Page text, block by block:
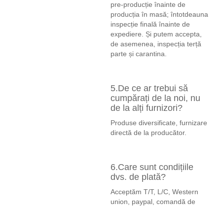
pre-producție înainte de
producția în masă; întotdeauna
inspecție finală înainte de
expediere. Și putem accepta,
de asemenea, inspecția terță
parte și carantina.
5.De ce ar trebui să
cumpărați de la noi, nu
de la alți furnizori?
Produse diversificate, furnizare
directă de la producător.
6.Care sunt condițiile
dvs. de plată?
Acceptăm T/T, L/C, Western
union, paypal, comandă de